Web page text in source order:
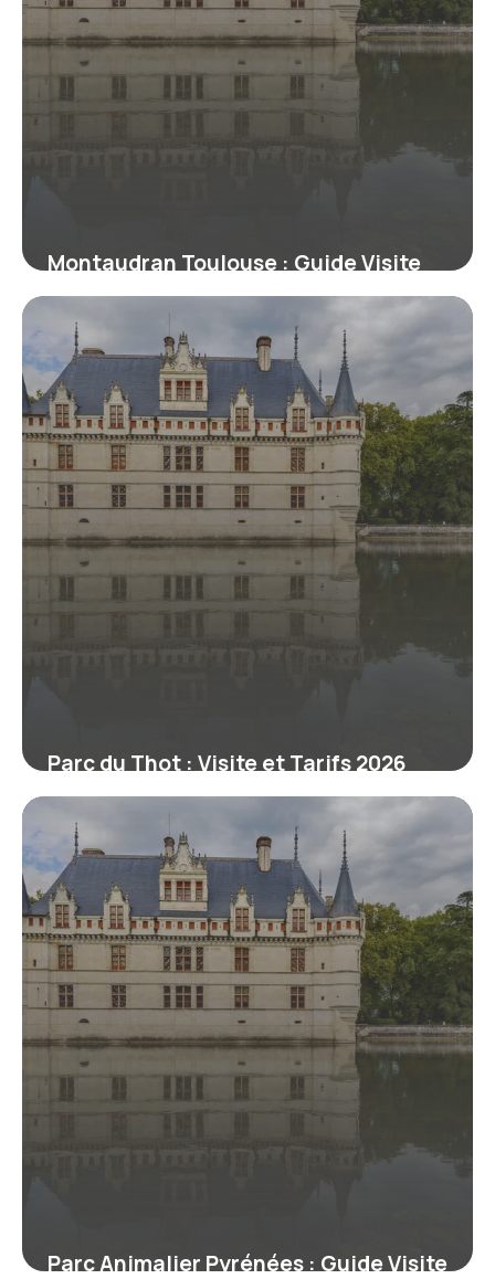
Montaudran Toulouse : Guide Visite
Aéropostale
10 juillet 2026
Parc du Thot : Visite et Tarifs 2026
9 juillet 2026
Parc Animalier Pyrénées : Guide Visite